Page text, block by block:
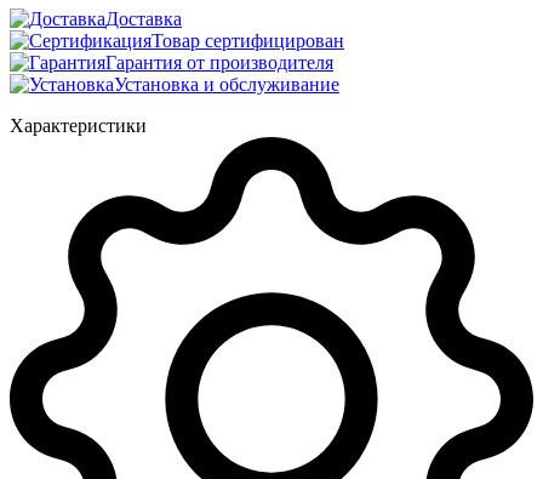
Доставка
Товар сертифицирован
Гарантия от производителя
Установка и обслуживание
Характеристики